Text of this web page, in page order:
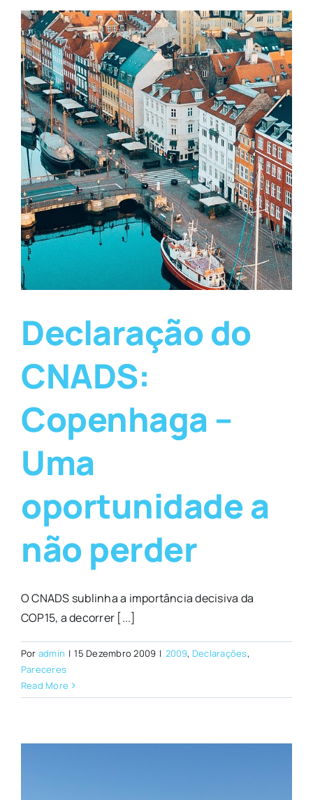
Declaração do
CNADS:
Copenhaga –
Uma
oportunidade a
não perder
O CNADS sublinha a importância decisiva da
COP15, a decorrer [...]
Por admin | 15 Dezembro 2009 | 2009, Declarações,
Pareceres
Read More